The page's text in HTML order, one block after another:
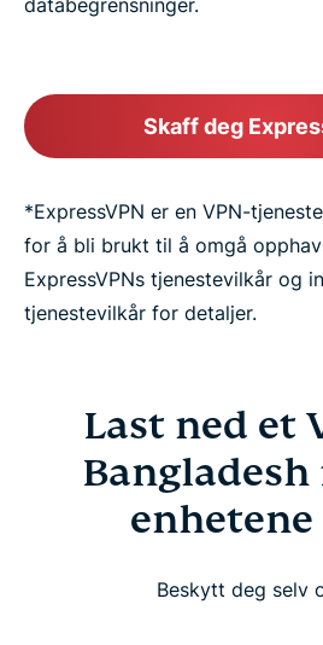
databegrensninger.
Skaff deg
*ExpressVPN er en VPN-
for å bli brukt til å omgå
ExpressVPNs tjenestevilkår og
tjenestevilkår for detaljer.
Last ned et
Beskytt deg selv